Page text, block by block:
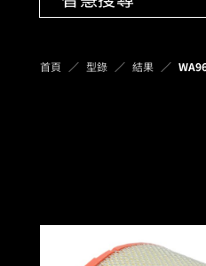
首頁 型錄 結果